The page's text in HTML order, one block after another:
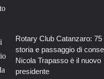
Rotary Club Catanzaro: 75
storia e passaggio di
Nicola Trapasso è il nuovo
presidente